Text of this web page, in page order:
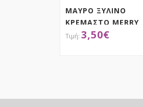
ΜΑΥΡΟ ΞΥΛΙΝΟ
ΚΡΕΜΑΣΤΟ MERRY
CHRISTMAS 41Χ13ΕΚ
3,50€